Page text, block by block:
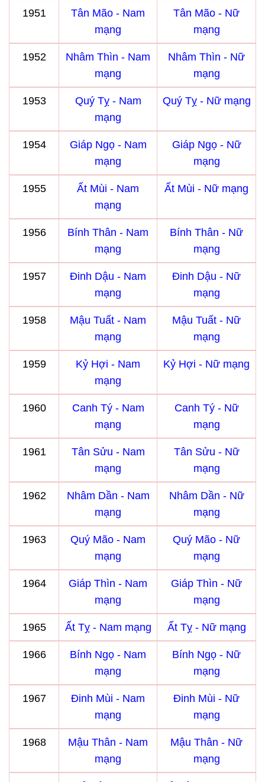
1951
Tân Mão - Nam
mạng
Tân Mão - Nữ
mạng
1952
Nhâm Thìn - Nam
mạng
Nhâm Thìn - Nữ
mạng
1953
Quý Tỵ - Nam
mạng
Quý Tỵ - Nữ mạng
1954
Giáp Ngọ - Nam
mạng
Giáp Ngọ - Nữ
mạng
1955
Ất Mùi - Nam
mạng
Ất Mùi - Nữ mạng
1956
Bính Thân - Nam
mạng
Bính Thân - Nữ
mạng
1957
Đinh Dậu - Nam
mạng
Đinh Dậu - Nữ
mạng
1958
Mậu Tuất - Nam
mạng
Mậu Tuất - Nữ
mạng
1959
Kỷ Hợi - Nam
mạng
Kỷ Hợi - Nữ mạng
1960
Canh Tý - Nam
mạng
Canh Tý - Nữ
mạng
1961
Tân Sửu - Nam
mạng
Tân Sửu - Nữ
mạng
1962
Nhâm Dần - Nam
mạng
Nhâm Dần - Nữ
mạng
1963
Quý Mão - Nam
mạng
Quý Mão - Nữ
mạng
1964
Giáp Thìn - Nam
mạng
Giáp Thìn - Nữ
mạng
1965 Ất Tỵ - Nam mạng Ất Tỵ - Nữ mạng
1966
Bính Ngọ - Nam
mạng
Bính Ngọ - Nữ
mạng
1967
Đinh Mùi - Nam
mạng
Đinh Mùi - Nữ
mạng
1968
Mậu Thân - Nam
mạng
Mậu Thân - Nữ
mạng